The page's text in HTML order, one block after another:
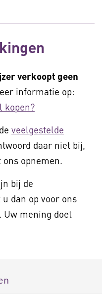
verkoopt geen
informatie op:
kopen?
veelgestelde
daar niet bij,
ons opnemen.
bij de
dan op voor ons
. Uw mening doet